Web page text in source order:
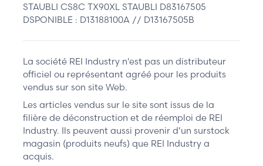
STAUBLI CS8C TX90XL STAUBLI D83167505
DSPONIBLE : D13188100A // D13167505B
La société REI Industry n'est pas un distributeur
officiel ou représentant agréé pour les produits
vendus sur son site Web.
Les articles vendus sur le site sont issus de la
filière de déconstruction et de réemploi de REI
Industry. Ils peuvent aussi provenir d’un surstock
magasin (produits neufs) que REI Industry a
acquis.